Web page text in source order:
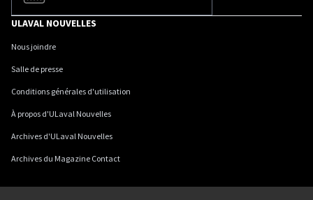
ULAVAL NOUVELLES
Nous joindre
Salle de presse
Conditions générales d'utilisation
À propos d'ULaval Nouvelles
Archives d'ULaval Nouvelles
Archives du Magazine Contact